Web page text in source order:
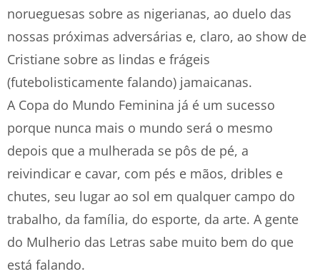
norueguesas sobre as nigerianas, ao duelo das
nossas próximas adversárias e, claro, ao show de
Cristiane sobre as lindas e frágeis
(futebolisticamente falando) jamaicanas.
A Copa do Mundo Feminina já é um sucesso
porque nunca mais o mundo será o mesmo
depois que a mulherada se pôs de pé, a
reivindicar e cavar, com pés e mãos, dribles e
chutes, seu lugar ao sol em qualquer campo do
trabalho, da família, do esporte, da arte. A gente
do Mulherio das Letras sabe muito bem do que
está falando.